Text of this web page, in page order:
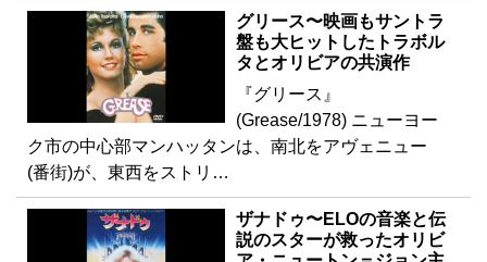
グリース〜映画もサントラ
盤も大ヒットしたトラボル
タとオリビアの共演作
『グリース』
(Grease/1978) ニューヨー
ク市の中心部マンハッタンは、南北をアヴェニュー
(番街)が、東西をストリ…
ザナドゥ〜ELOの音楽と伝
説のスターが救ったオリビ